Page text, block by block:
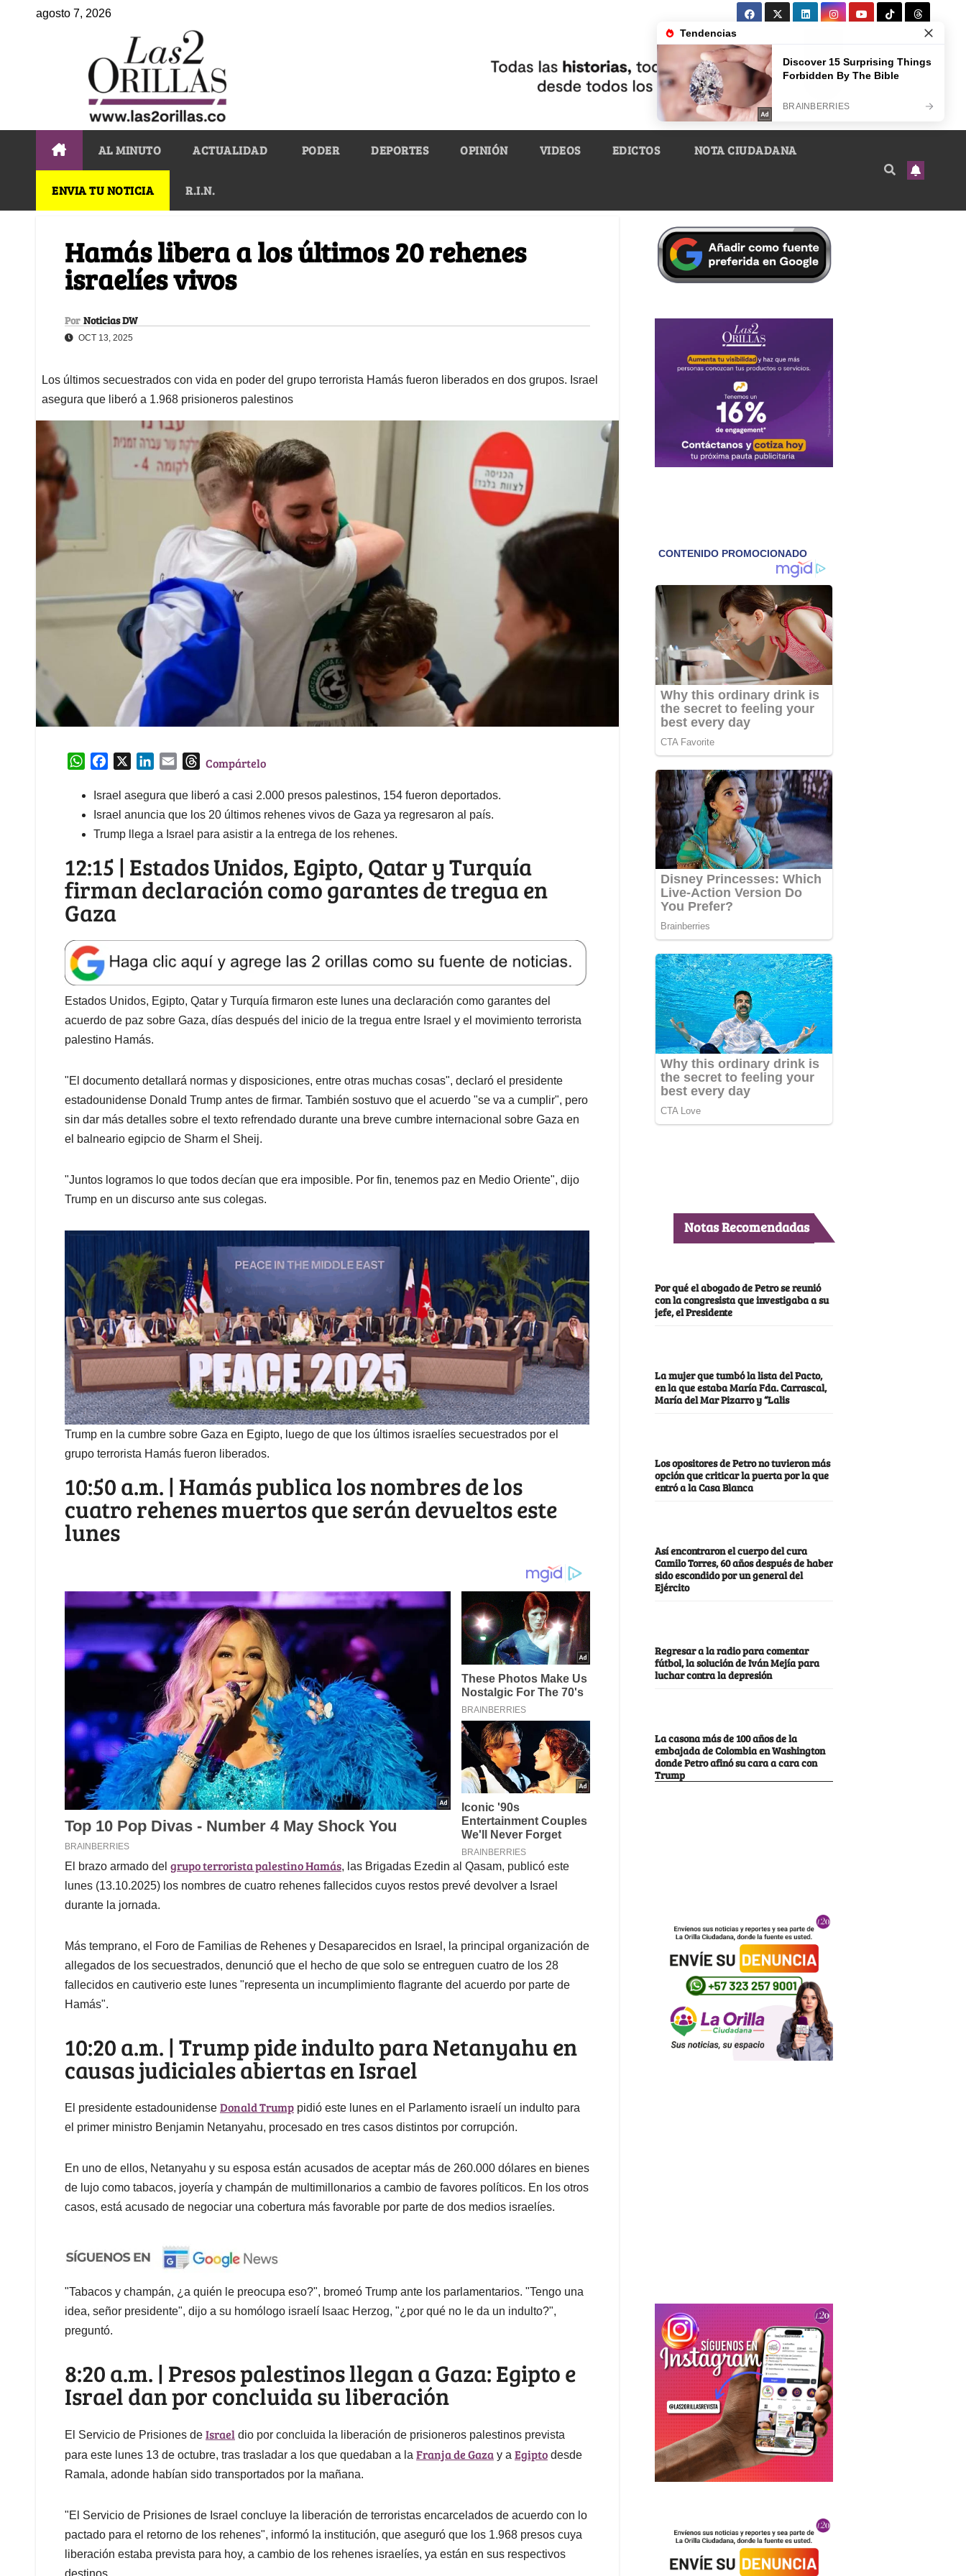
agosto 7, 2026
AL MINUTO ACTUALIDAD PODER DEPORTES OPINIÓN VIDEOS EDICTOS NOTA CIUDADANA
ENVIA TU NOTICIA R.I.N.
Hamás libera a los últimos 20 rehenes
israelíes vivos
Por Noticias DW
OCT 13, 2025
Los últimos secuestrados con vida en poder del grupo terrorista Hamás fueron liberados en dos grupos. Israel
asegura que liberó a 1.968 prisioneros palestinos
W
a
t
s
p
p
c
e
b
o
k
n
k
e
I
n
a
i
l
T
r
e
a
s
Compártelo
Israel asegura que liberó a casi 2.000 presos palestinos, 154 fueron deportados.
Israel anuncia que los 20 últimos rehenes vivos de Gaza ya regresaron al país.
Trump llega a Israel para asistir a la entrega de los rehenes.
12:15 | Estados Unidos, Egipto, Qatar y Turquía
firman declaración como garantes de tregua en
Gaza
Estados Unidos, Egipto, Qatar y Turquía firmaron este lunes una declaración como garantes del
acuerdo de paz sobre Gaza, días después del inicio de la tregua entre Israel y el movimiento terrorista
palestino Hamás.
"El documento detallará normas y disposiciones, entre otras muchas cosas", declaró el presidente
estadounidense Donald Trump antes de firmar. También sostuvo que el acuerdo "se va a cumplir", pero
sin dar más detalles sobre el texto refrendado durante una breve cumbre internacional sobre Gaza en
el balneario egipcio de Sharm el Sheij.
"Juntos logramos lo que todos decían que era imposible. Por fin, tenemos paz en Medio Oriente", dijo
Trump en un discurso ante sus colegas.
Trump en la cumbre sobre Gaza en Egipto, luego de que los últimos israelíes secuestrados por el
grupo terrorista Hamás fueron liberados.
10:50 a.m. | Hamás publica los nombres de los
cuatro rehenes muertos que serán devueltos este
lunes
El brazo armado del grupo terrorista palestino Hamás, las Brigadas Ezedin al Qasam, publicó este
lunes (13.10.2025) los nombres de cuatro rehenes fallecidos cuyos restos prevé devolver a Israel
durante la jornada.
Más temprano, el Foro de Familias de Rehenes y Desaparecidos en Israel, la principal organización de
allegados de los secuestrados, denunció que el hecho de que solo se entreguen cuatro de los 28
fallecidos en cautiverio este lunes "representa un incumplimiento flagrante del acuerdo por parte de
Hamás".
10:20 a.m. | Trump pide indulto para Netanyahu en
causas judiciales abiertas en Israel
El presidente estadounidense Donald Trump pidió este lunes en el Parlamento israelí un indulto para
el primer ministro Benjamin Netanyahu, procesado en tres casos distintos por corrupción.
En uno de ellos, Netanyahu y su esposa están acusados de aceptar más de 260.000 dólares en bienes
de lujo como tabacos, joyería y champán de multimillonarios a cambio de favores políticos. En los otros
casos, está acusado de negociar una cobertura más favorable por parte de dos medios israelíes.
"Tabacos y champán, ¿a quién le preocupa eso?", bromeó Trump ante los parlamentarios. "Tengo una
idea, señor presidente", dijo a su homólogo israelí Isaac Herzog, "¿por qué no le da un indulto?",
preguntó.
8:20 a.m. | Presos palestinos llegan a Gaza: Egipto e
Israel dan por concluida su liberación
El Servicio de Prisiones de Israel dio por concluida la liberación de prisioneros palestinos prevista
para este lunes 13 de octubre, tras trasladar a los que quedaban a la Franja de Gaza y a Egipto desde
Ramala, adonde habían sido transportados por la mañana.
"El Servicio de Prisiones de Israel concluye la liberación de terroristas encarcelados de acuerdo con lo
pactado para el retorno de los rehenes", informó la institución, que aseguró que los 1.968 presos cuya
liberación estaba prevista para hoy, a cambio de los rehenes israelíes, ya están en sus respectivos
destinos.
Notas Recomendadas
Por qué el abogado de Petro se reunió
con la congresista que investigaba a su
jefe, el Presidente
La mujer que tumbó la lista del Pacto,
en la que estaba María Fda. Carrascal,
María del Mar Pizarro y “Lalis
Los opositores de Petro no tuvieron más
opción que criticar la puerta por la que
entró a la Casa Blanca
Así encontraron el cuerpo del cura
Camilo Torres, 60 años después de haber
sido escondido por un general del
Ejército
Regresar a la radio para comentar
fútbol, la solución de Iván Mejía para
luchar contra la depresión
La casona más de 100 años de la
embajada de Colombia en Washington
donde Petro afinó su cara a cara con
Trump